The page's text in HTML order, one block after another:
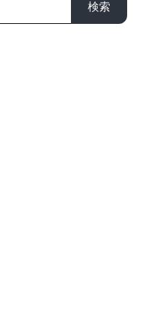
検索